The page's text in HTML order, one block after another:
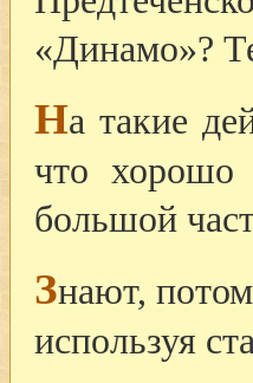
«Динамо»?
На такие
что хорошо
большой
Знают,
используя